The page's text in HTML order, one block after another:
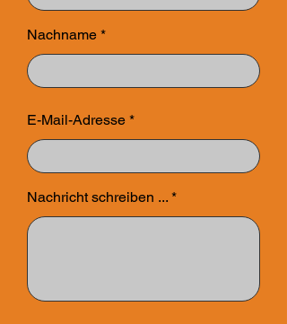
Nachname
E-Mail-Adresse
Nachricht schreiben ...